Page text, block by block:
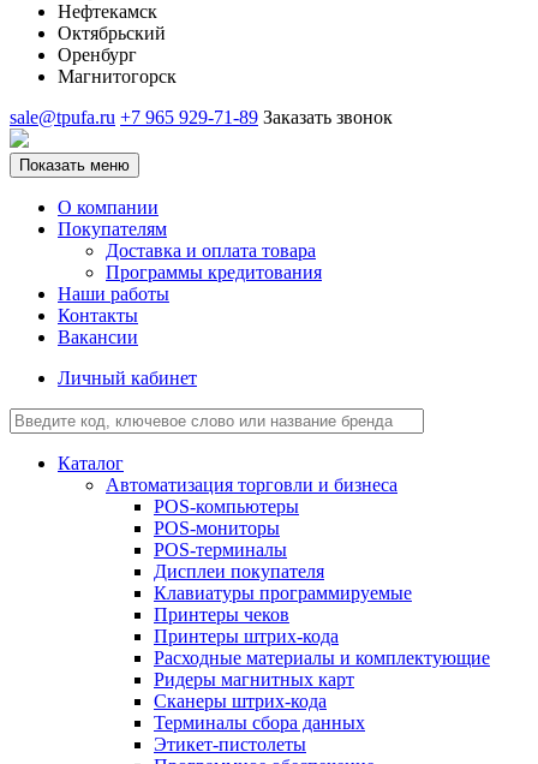
Нефтекамск
Октябрьский
Оренбург
Магнитогорск
sale@tpufa.ru +7 965 929-71-89 Заказать звонок
Показать меню
О компании
Покупателям
Доставка и оплата товара
Программы кредитования
Наши работы
Контакты
Вакансии
Личный кабинет
Каталог
Автоматизация торговли и бизнеса
POS-компьютеры
POS-мониторы
POS-терминалы
Дисплеи покупателя
Клавиатуры программируемые
Принтеры чеков
Принтеры штрих-кода
Расходные материалы и комплектующие
Ридеры магнитных карт
Сканеры штрих-кода
Терминалы сбора данных
Этикет-пистолеты